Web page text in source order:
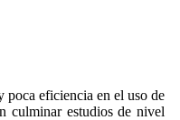
poca eficiencia en el uso de
culminar estudios de nivel